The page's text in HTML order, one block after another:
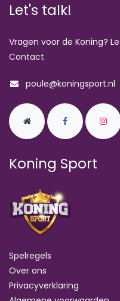
Let's talk!
Vragen voor de Koning?
Contact
poule@koningsport.nl
Koning Sport
Spelregels
Over ons
Privacyverklaring